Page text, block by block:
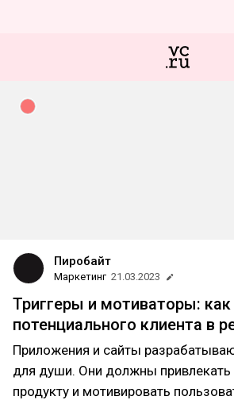
Пиробайт
Маркетинг 21.03.2023
Триггеры и мотиваторы: как
потенциального клиента в
Приложения и сайты
для души. Они должны привлекать
продукту и мотивировать